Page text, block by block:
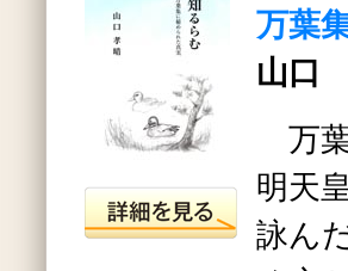
万葉
山口
万
明天
詠ん